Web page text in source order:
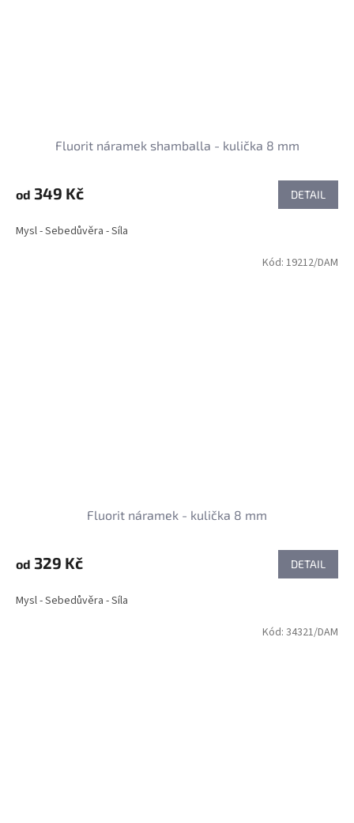
Fluorit náramek shamballa - kulička 8 mm
od 349 Kč DETAIL
Mysl - Sebedůvěra - Síla
Fluorit náramek - kulička 8 mm
od 329 Kč DETAIL
Mysl - Sebedůvěra - Síla
Kód: 19212/DAM
Kód: 34321/DAM